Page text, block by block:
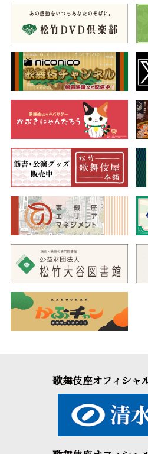
歌舞伎座オフィシャ